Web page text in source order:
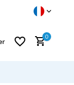
bas pour
0